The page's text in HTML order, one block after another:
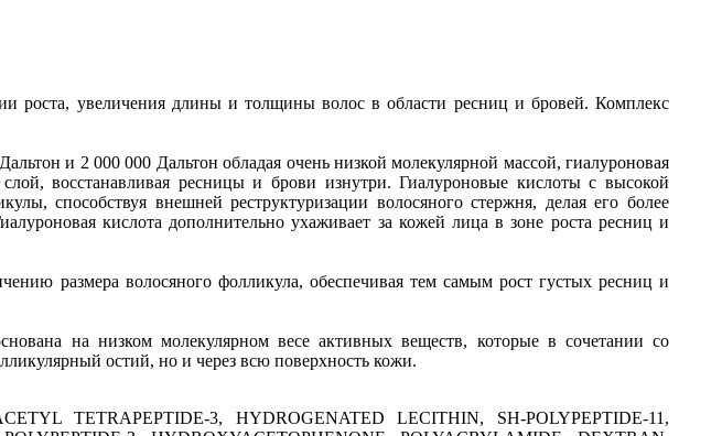
роста, увеличения длины и толщины волос в области ресниц и бровей. Комплекс
и 2 000 000 Дальтон обладая очень низкой молекулярной массой, гиалуроновая
восстанавливая ресницы и брови изнутри. Гиалуроновые кислоты с высокой
способствуя внешней реструктуризации волосяного стержня, делая его более
кислота дополнительно ухаживает за кожей лица в зоне роста ресниц и
размера волосяного фолликула, обеспечивая тем самым рост густых ресниц и
на низком молекулярном весе активных веществ, которые в сочетании со
остий, но и через всю поверхность кожи.
TETRAPEPTIDE-3, HYDROGENATED LECITHIN, SH-POLYPEPTIDE-11,